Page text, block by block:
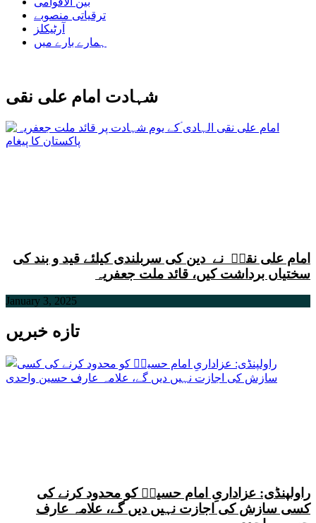
ترقیاتی منصوبے
آرٹیکلز
ہمارے بارے میں
شہادت امام علی نقی
امام علی نقیؑ نے دین کی سربلندی کیلئے قید و بند کی
سختیاں برداشت کیں، قائد ملت جعفریہ
January 3, 2025
تازه خبریں
راولپنڈی: عزاداریِ امام حسینؑ کو محدود کرنے کی
کسی سازش کی اجازت نہیں دیں گے، علامہ عارف